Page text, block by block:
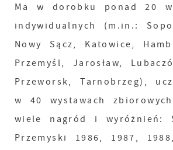
Ma w dorobku ponad 20
indywidualnych (m.in.:
Nowy Sącz, Katowice,
Przemyśl, Jarosław,
Przeworsk, Tarnobrzeg),
w 40 wystawach
wiele nagród i wyróżnień:
Przemyski 1986, 1987,